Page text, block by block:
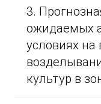
3.
ожидаемых
условиях на
культур в